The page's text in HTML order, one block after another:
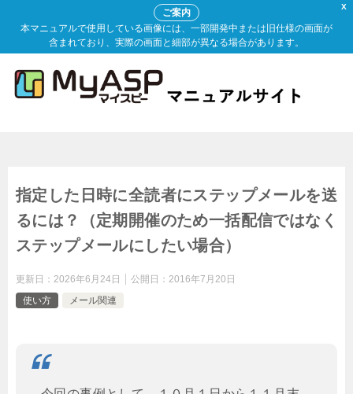
X
ご案内
本マニュアルで使用している画像には、一部開発中または旧仕様の画面が
含まれており、実際の画面と細部が異なる場合があります。
指定した日時に全読者にステップメールを送
るには？（定期開催のため一括配信ではなく
ステップメールにしたい場合）
更新日： 2026年6月24日 公開日： 2016年7月20日
使い方
メール関連